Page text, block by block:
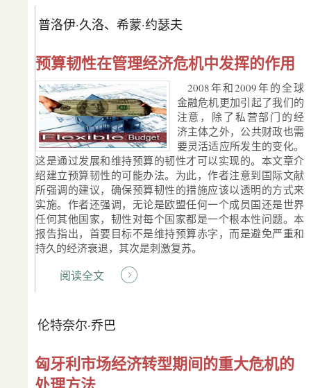
普洛伊·久洛、希蒙·约瑟夫
预算韧性在管理经济危机中发挥的作用
2008年和2009年的全球
金融危机更加引起了我们的
注意，除了私营部门的经
济主体之外，公共财政也需
要灵活适应所发生的变化。
这是通过发展和维持预算的韧性才可以实现的。本文章介
绍建立预算韧性的可能办法。为此，作者注意到国际文献
所强调的建议，确保预算韧性的措施应该以透明的方式来
实施。作者还强调，无论是欧盟任何一个成员国还是世界
任何其他国家，韧性对每个国家都是一个根本性问题。本
报告指出，首要目标不是维持预算赤字，而是避免严重和
持久的经济衰退，其次是刺激复苏。
阅读全文
伦特奈尔·乔巴
匈牙利市场经济转型期间的重大危机的